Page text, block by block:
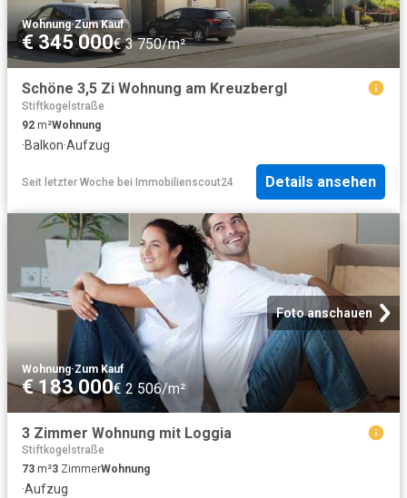
Wohnung·Zum Kauf
€ 345 000€ 3 750/m²
Schöne 3,5 Zi Wohnung am Kreuzbergl
Stiftkogelstraße
92 m²Wohnung
·Balkon·Aufzug
Seit letzter Woche bei Immobilienscout24 Details ansehen
Foto anschauen
Wohnung·Zum Kauf
€ 183 000€ 2 506/m²
3 Zimmer Wohnung mit Loggia
Stiftkogelstraße
73 m²3 ZimmerWohnung
·Aufzug